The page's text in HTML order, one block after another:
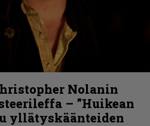
Nolanin
– ”Huikean
yllätyskäänteiden